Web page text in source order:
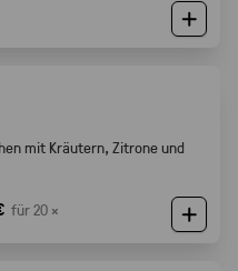
mit Kräutern, Zitrone und
für 20 ×